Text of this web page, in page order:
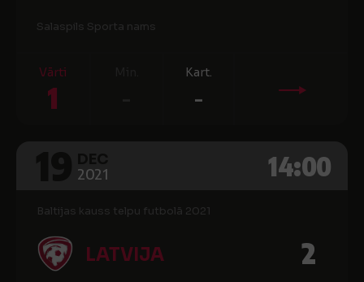
Salaspils Sporta nams
Vārti
1
Kart.
-
2021 14:00
Baltijas kauss telpu futbolā 2021
LATVIJA 2